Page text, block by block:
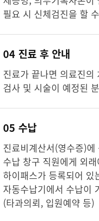
필요 시 신체검진을 할
04 진료 후 안내
진료가 끝나면 의료진
검사 및 시술이 예정된
05 수납
진료비계산서(영수증)
수납 창구 직원에게 외
하이패스가 등록되어
자동수납기에서 수납이
(타과의뢰, 입원예약 등)